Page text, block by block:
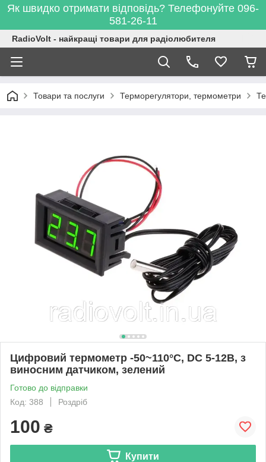
Як швидко отримати відповідь? Телефонуйте 096-
581-26-11
RadioVolt - найкращі товари для радіолюбителя
Товари та послуги Терморегулятори, термометри
Цифровий термометр -50~110°C, DC 5-12В, з
виносним датчиком, зелений
Готово до відправки
Код: 388
Роздріб
100 ₴
Купити